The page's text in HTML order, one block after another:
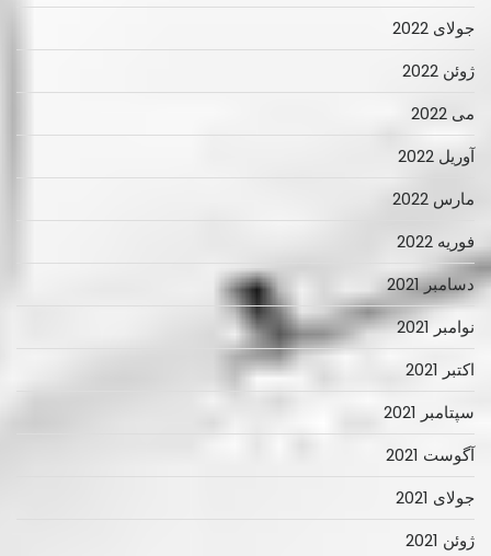
جولای 2022
ژوئن 2022
می 2022
آوریل 2022
مارس 2022
فوریه 2022
دسامبر 2021
نوامبر 2021
اکتبر 2021
سپتامبر 2021
آگوست 2021
جولای 2021
ژوئن 2021